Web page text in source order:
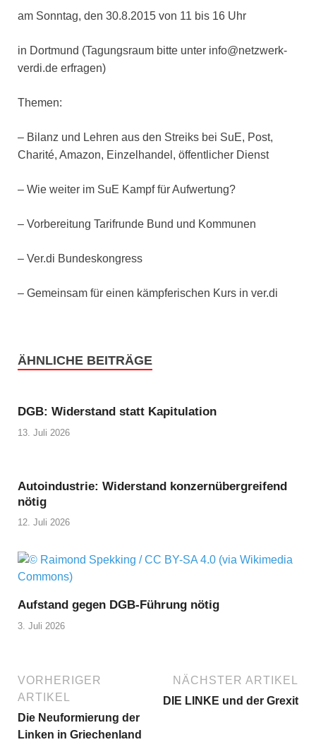
am Sonntag, den 30.8.2015 von 11 bis 16 Uhr
in Dortmund (Tagungsraum bitte unter info@netzwerk-
verdi.de erfragen)
Themen:
– Bilanz und Lehren aus den Streiks bei SuE, Post,
Charité, Amazon, Einzelhandel, öffentlicher Dienst
– Wie weiter im SuE Kampf für Aufwertung?
– Vorbereitung Tarifrunde Bund und Kommunen
– Ver.di Bundeskongress
– Gemeinsam für einen kämpferischen Kurs in ver.di
ÄHNLICHE BEITRÄGE
DGB: Widerstand statt Kapitulation
13. Juli 2026
Autoindustrie: Widerstand konzernübergreifend
nötig
12. Juli 2026
Aufstand gegen DGB-Führung nötig
3. Juli 2026
VORHERIGER
ARTIKEL
Die Neuformierung der
Linken in Griechenland
NÄCHSTER ARTIKEL
DIE LINKE und der Grexit